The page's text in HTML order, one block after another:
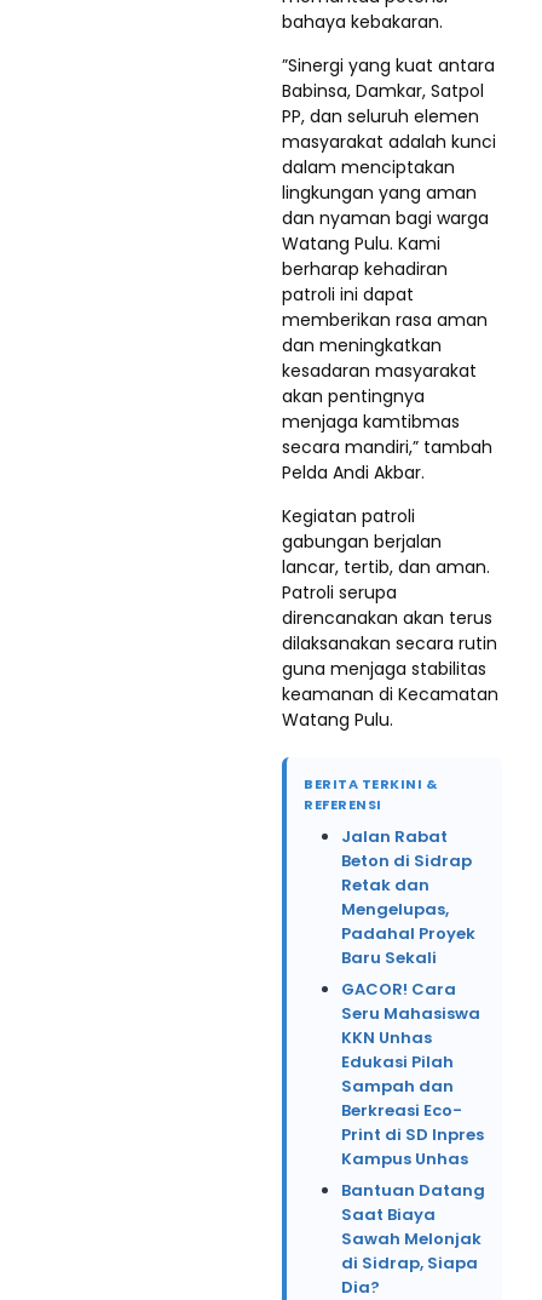
bahaya kebakaran.
​”Sinergi yang kuat antara
Babinsa, Damkar, Satpol
PP, dan seluruh elemen
masyarakat adalah kunci
dalam menciptakan
lingkungan yang aman
dan nyaman bagi warga
Watang Pulu. Kami
berharap kehadiran
patroli ini dapat
memberikan rasa aman
dan meningkatkan
kesadaran masyarakat
akan pentingnya
menjaga kamtibmas
secara mandiri,” tambah
Pelda Andi Akbar.
​Kegiatan patroli
gabungan berjalan
lancar, tertib, dan aman.
Patroli serupa
direncanakan akan terus
dilaksanakan secara rutin
guna menjaga stabilitas
keamanan di Kecamatan
Watang Pulu.
BERITA TERKINI &
REFERENSI
Jalan Rabat
Beton di Sidrap
Retak dan
Mengelupas,
Padahal Proyek
Baru Sekali
GACOR! Cara
Seru Mahasiswa
KKN Unhas
Edukasi Pilah
Sampah dan
Berkreasi Eco-
Print di SD Inpres
Kampus Unhas
Bantuan Datang
Saat Biaya
Sawah Melonjak
di Sidrap, Siapa
Dia?